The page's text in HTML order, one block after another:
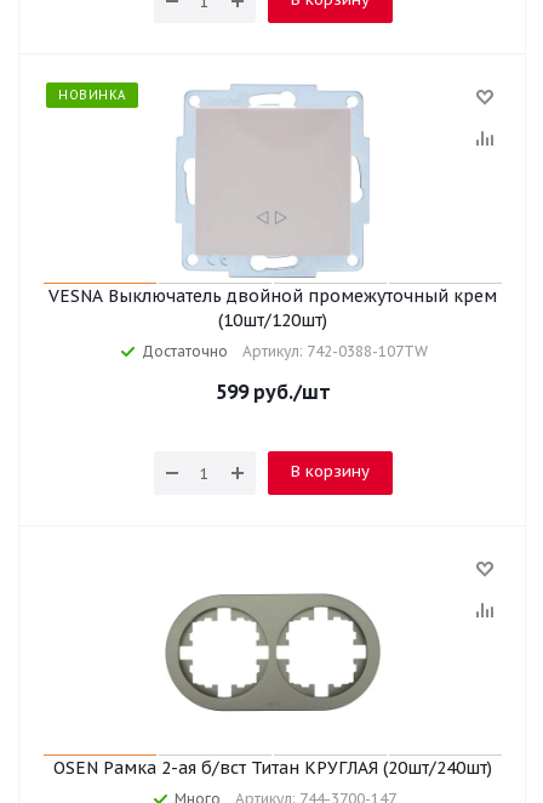
НОВИНКА
VESNA Выключатель двойной промежуточный крем
(10шт/120шт)
Достаточно Артикул: 742-0388-107TW
599руб./шт
В корзину
OSEN Рамка 2-ая б/вст Титан КРУГЛАЯ (20шт/240шт)
Много Артикул: 744-3700-147